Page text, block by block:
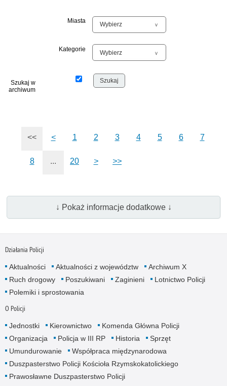
Miasta
Kategorie
Szukaj w
archiwum
<< < 1 2 3 4 5 6 7
8 ... 20 > >>
↓ Pokaż informacje dodatkowe ↓
Działania Policji
Aktualności Aktualności z województw
Archiwum X
Ruch drogowy
Poszukiwani Zaginieni
Lotnictwo Policji
Polemiki i sprostowania
O Policji
Jednostki Kierownictwo
Komenda Główna Policji
Organizacja
Policja w III RP Historia
Sprzęt
Umundurowanie
Współpraca międzynarodowa
Duszpasterstwo Policji Kościoła Rzymskokatolickiego
Prawosławne Duszpasterstwo Policji